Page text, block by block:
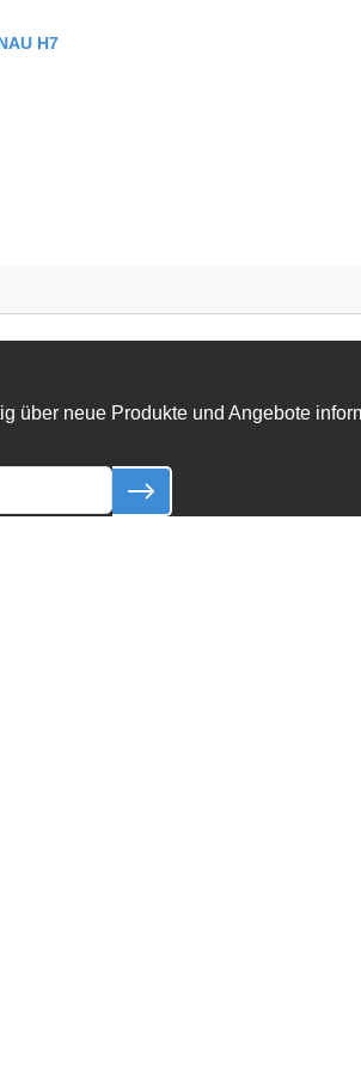
H7
über neue Produkte und Angebote